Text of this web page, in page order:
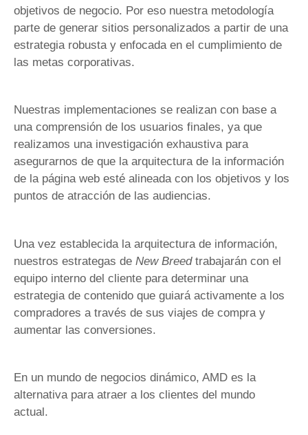
objetivos de negocio. Por eso nuestra metodología
parte de generar sitios personalizados a partir de una
estrategia robusta y enfocada en el cumplimiento de
las metas corporativas.
Nuestras implementaciones se realizan con base a
una comprensión de los usuarios finales, ya que
realizamos una investigación exhaustiva para
asegurarnos de que la arquitectura de la información
de la página web esté alineada con los objetivos y los
puntos de atracción de las audiencias.
Una vez establecida la arquitectura de información,
nuestros estrategas de New Breedtrabajarán con el
equipo interno del cliente para determinar una
estrategia de contenido que guiará activamente a los
compradores a través de sus viajes de compra y
aumentar las conversiones.
En un mundo de negocios dinámico, AMD es la
alternativa para atraer a los clientes del mundo
actual.